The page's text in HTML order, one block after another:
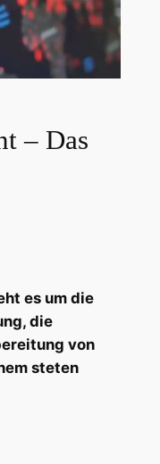
– Das
es um die
die
von
steten